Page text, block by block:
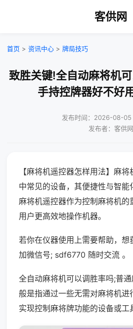
客供网
首页 > 资讯中心 > 牌局技巧
致胜关键!全自动麻将机
手持控牌器好不好
发布时间：2026-08-05
发布者：客供网
【麻将机遥控器怎样用法】麻
中常见的设备，其便捷性与智能
麻将机遥控器作为控制麻将机的
用户更高效地操作机器。
若你在仪器使用上需要帮助，想
加微信号; sdf6770 随时交流 。
全自动麻将机可以调胜率吗;普
般是指通过一些无需对麻将机进
实现控制麻将牌功能的设备或工